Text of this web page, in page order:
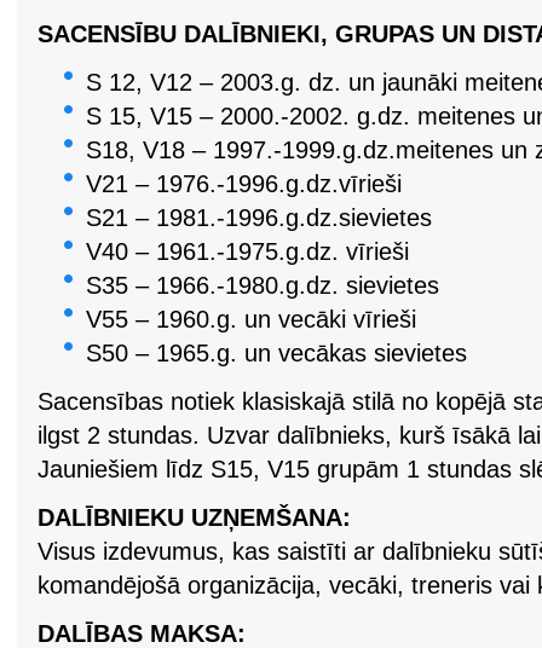
SACENSĪBU DALĪBNIEKI, GRUPAS UN
S 12, V12 – 2003.g. dz. un jaunāki
S 15, V15 – 2000.-2002. g.dz. meitenes
S18, V18 – 1997.-1999.g.dz.meitenes un
V21 – 1976.-1996.g.dz.vīrieši
S21 – 1981.-1996.g.dz.sievietes
V40 – 1961.-1975.g.dz. vīrieši
S35 – 1966.-1980.g.dz. sievietes
V55 – 1960.g. un vecāki vīrieši
S50 – 1965.g. un vecākas sievietes
Sacensības notiek klasiskajā stilā no kopējā
ilgst 2 stundas. Uzvar dalībnieks, kurš īsākā
Jauniešiem līdz S15, V15 grupām 1 stundas
DALĪBNIEKU UZŅEMŠANA:
Visus izdevumus, kas saistīti ar dalībnieku
komandējošā organizācija, vecāki, treneris vai
DALĪBAS MAKSA: